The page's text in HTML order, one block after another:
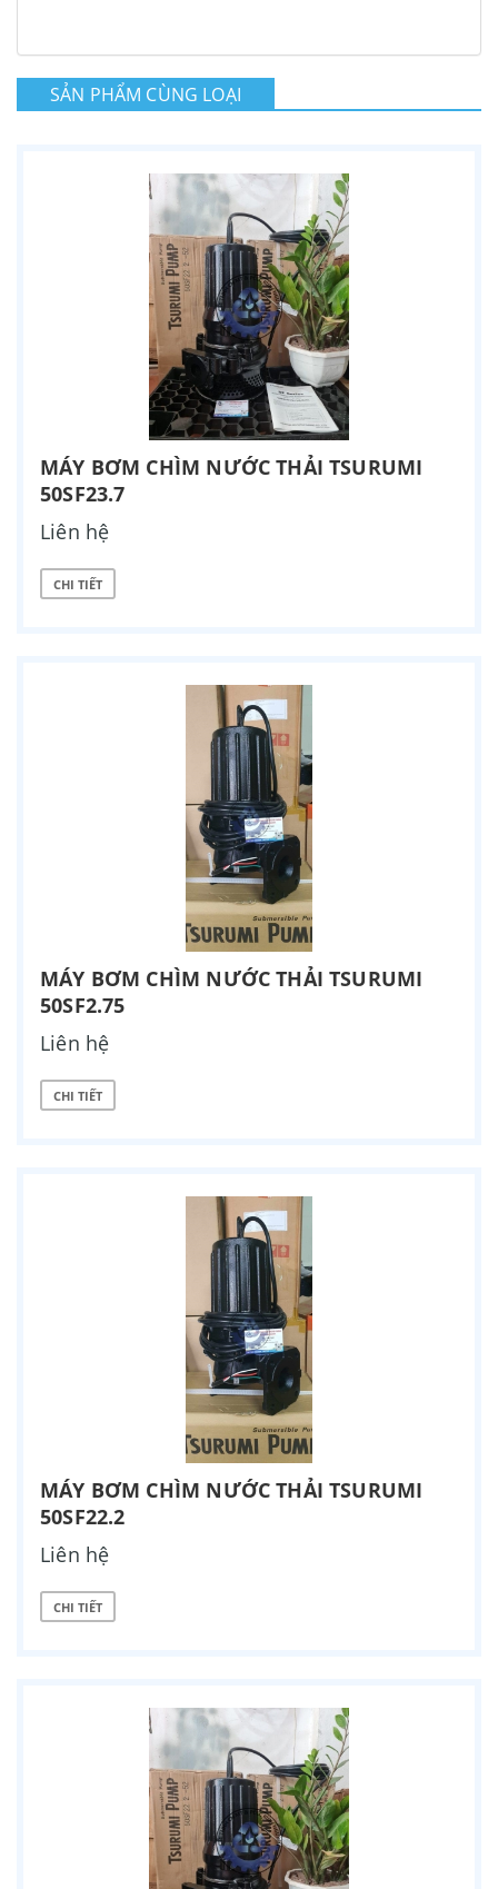
SẢN PHẨM CÙNG LOẠI
MÁY BƠM CHÌM NƯỚC THẢI TSURUMI
50SF23.7
Liên hệ
CHI TIẾT
MÁY BƠM CHÌM NƯỚC THẢI TSURUMI
50SF2.75
Liên hệ
CHI TIẾT
MÁY BƠM CHÌM NƯỚC THẢI TSURUMI
50SF22.2
Liên hệ
CHI TIẾT